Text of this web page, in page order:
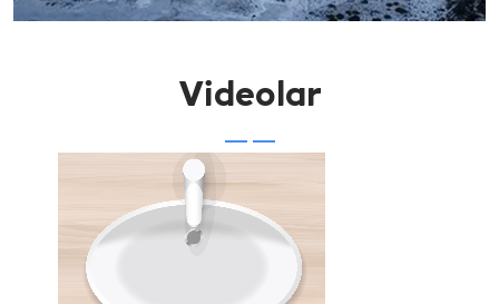
Videolar